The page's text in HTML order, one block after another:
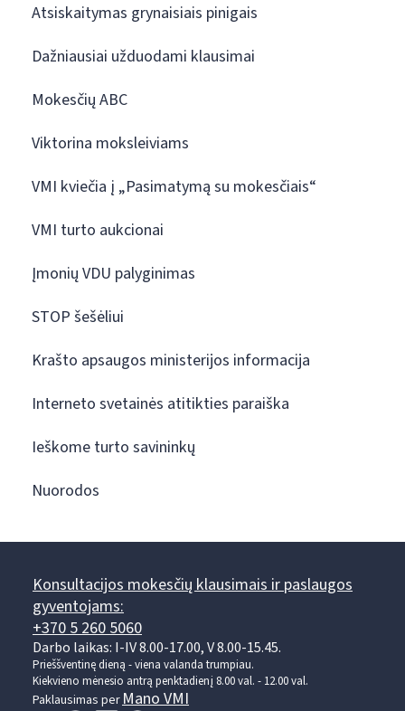
Atsiskaitymas grynaisiais pinigais
Dažniausiai užduodami klausimai
Mokesčių ABC
Viktorina moksleiviams
VMI kviečia į „Pasimatymą su mokesčiais“
VMI turto aukcionai
Įmonių VDU palyginimas
STOP šešėliui
Krašto apsaugos ministerijos informacija
Interneto svetainės atitikties paraiška
Ieškome turto savininkų
Nuorodos
Konsultacijos mokesčių klausimais ir paslaugos
gyventojams:
+370 5 260 5060
Darbo laikas: I-IV 8.00-17.00, V 8.00-15.45.
Prieššventinę dieną - viena valanda trumpiau.
Kiekvieno mėnesio antrą penktadienį 8.00 val. - 12.00 val.
Paklausimas per Mano VMI